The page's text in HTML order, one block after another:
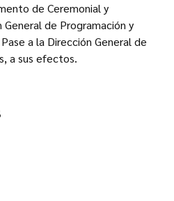
de Ceremonial y
de Programación y
a la Dirección General de
a sus efectos.